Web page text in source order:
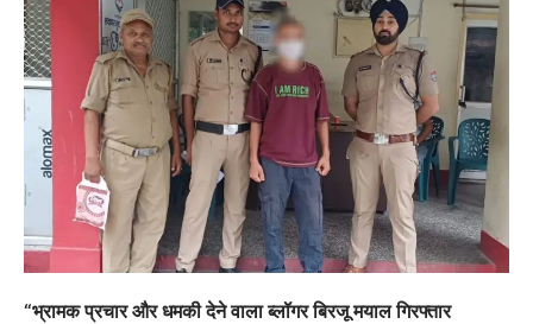
“भ्रामक प्रचार और धमकी देने वाला ब्लॉगर बिरजू मयाल गिरफ्तार